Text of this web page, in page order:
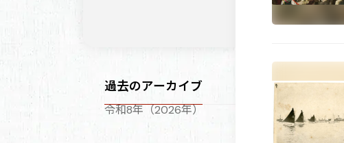
過去のアーカイブ
令和8年（2026年）